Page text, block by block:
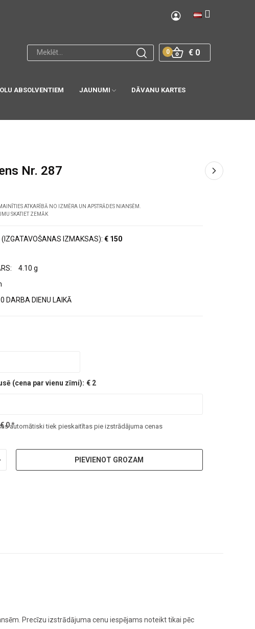
€ 0
0
ABSOLVENTIEM JAUNUMI
DĀVANU KARTES
Nr. 287
ATKARĪBĀ NO IZMĒRA UN APSTRĀDES NIANSĒM.
SKATIET ZEMĀK
(IZGATAVOŠANAS IZMAKSAS): € 150
4.10 g
DARBA DIENU LAIKĀ
(cena par vienu zīmi): € 2
€0*
automātiski tiek pieskaitītas pie izstrādājuma cenas
PIEVIENOT GROZAM
Precīzu izstrādājuma cenu iespējams noteikt tikai pēc